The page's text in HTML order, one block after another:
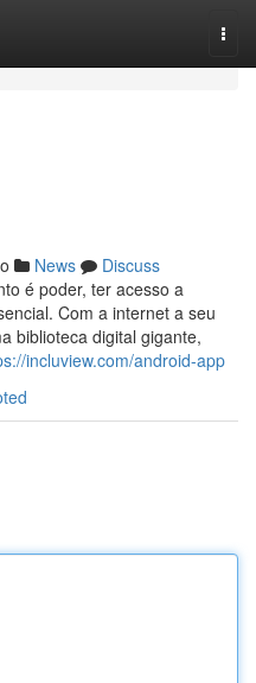
News
Discuss
é poder, ter acesso a
Com a internet a seu
biblioteca digital gigante,
incluview.com/android-app